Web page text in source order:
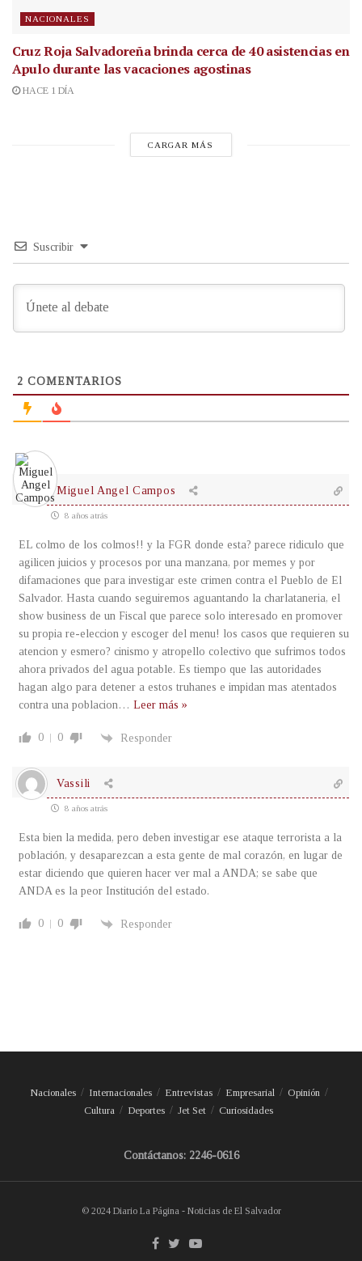
NACIONALES
Cruz Roja Salvadoreña brinda cerca de 40 asistencias en
Apulo durante las vacaciones agostinas
HACE 1 DÍA
CARGAR MÁS
Suscribir
2 COMENTARIOS
Miguel Angel Campos
8 años atrás
EL colmo de los colmos!! y la FGR donde esta? parece ridiculo que
agilicen juicios y procesos por una manzana, por memes y por
difamaciones que para investigar este crimen contra el Pueblo de El
Salvador. Hasta cuando seguiremos aguantando la charlataneria, el
show business de un Fiscal que parece solo interesado en promover
su propia re-eleccion y escoger del menu! los casos que requieren su
atencion y esmero? cinismo y atropello colectivo que sufrimos todos
ahora privados del agua potable. Es tiempo que las autoridades
hagan algo para detener a estos truhanes e impidan mas atentados
contra una poblacion… Leer más »
0 0 Responder
Vassili
8 años atrás
Esta bien la medida, pero deben investigar ese ataque terrorista a la
población, y desaparezcan a esta gente de mal corazón, en lugar de
estar diciendo que quieren hacer ver mal a ANDA; se sabe que
ANDA es la peor Institución del estado.
0 0 Responder
Nacionales Internacionales Entrevistas Empresarial
Opinión
Cultura
Deportes Jet Set Curiosidades
Contáctanos: 2246-0616
© 2024 Diario La Página - Noticias de El Salvador